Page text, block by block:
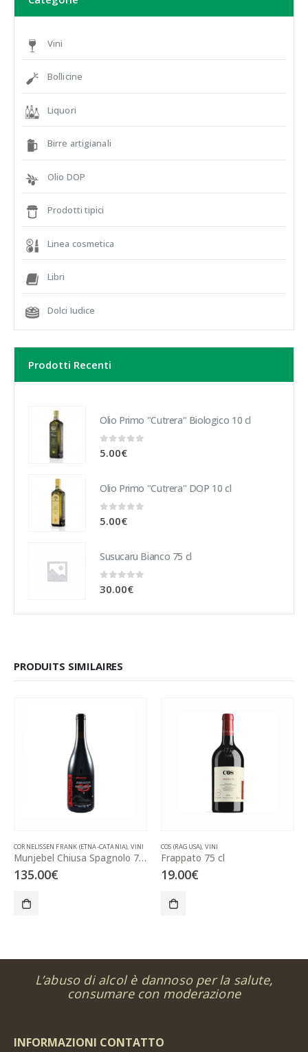
Vini
Bollicine
Liquori
Birre artigianali
Olio DOP
Prodotti tipici
Linea cosmetica
Libri
Dolci Iudice
Prodotti Recenti
Olio Primo "Cutrera" Biologico 10 cl
0 sur 5
5.00€
Olio Primo "Cutrera" DOP 10 cl
0 sur 5
5.00€
Susucaru Bianco 75 cl
0sur 5
30.00€
PRODUITS SIMILAIRES
CORNELISSEN FRANK (ETNA-CATANIA), VINI
Munjebel Chiusa Spagnolo 75 cl
135.00€
COS (RAGUSA), VINI
Frappato 75 cl
19.00€
L’abuso di alcol è dannoso per la salute,
consumare con moderazione
INFORMAZIONI CONTATTO